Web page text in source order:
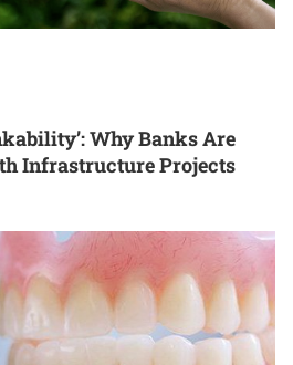
Why Banks Are
Infrastructure Projects